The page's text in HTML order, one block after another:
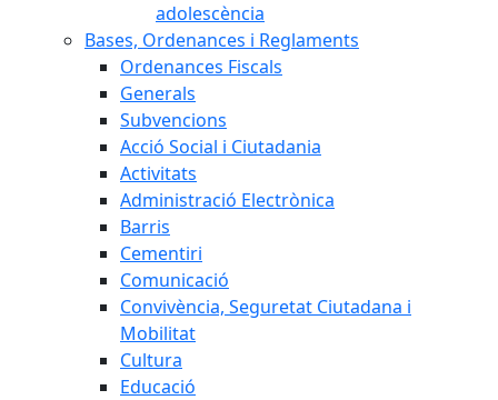
adolescència
Bases, Ordenances i Reglaments
Ordenances Fiscals
Generals
Subvencions
Acció Social i Ciutadania
Activitats
Administració Electrònica
Barris
Cementiri
Comunicació
Convivència, Seguretat Ciutadana i
Mobilitat
Cultura
Educació